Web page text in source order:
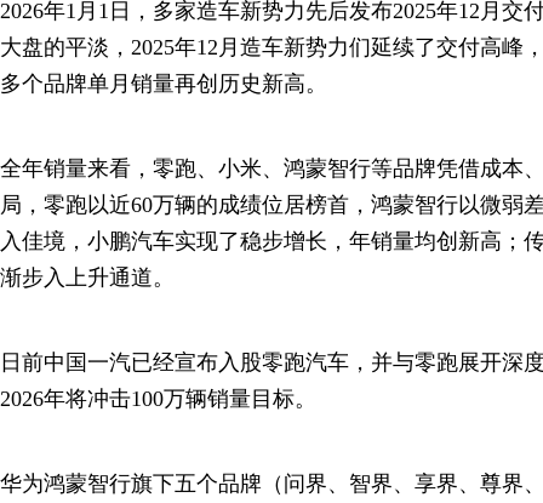
2026年1月1日，多家造车新势力先后发布2025年12月交
大盘的平淡，2025年12月造车新势力们延续了交付高峰
多个品牌单月销量再创历史新高。
全年销量来看，零跑、小米、鸿蒙智行等品牌凭借成本
局，零跑以近60万辆的成绩位居榜首，鸿蒙智行以微弱
入佳境，小鹏汽车实现了稳步增长，年销量均创新高；
渐步入上升通道。
日前中国一汽已经宣布入股零跑汽车，并与零跑展开深
2026年将冲击100万辆销量目标。
华为鸿蒙智行旗下五个品牌（问界、智界、享界、尊界